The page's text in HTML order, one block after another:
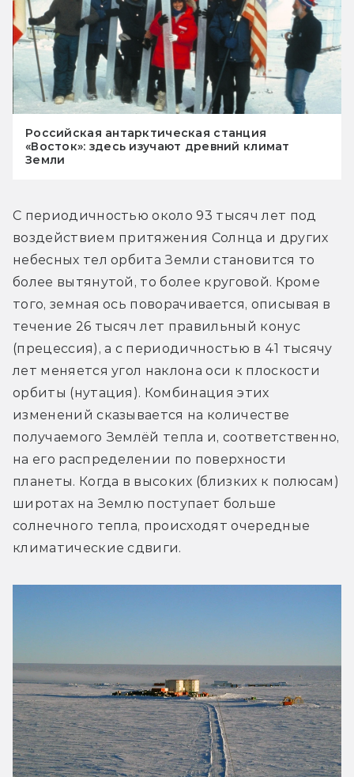
Российская антарктическая станция
«Восток»: здесь изучают древний климат
Земли
С периодичностью около 93 тысяч лет под
воздействием притяжения Солнца и других
небесных тел орбита Земли становится то
более вытянутой, то более круговой. Кроме
того, земная ось поворачивается, описывая в
течение 26 тысяч лет правильный конус
(прецессия), а с периодичностью в 41 тысячу
лет меняется угол наклона оси к плоскости
орбиты (нутация). Комбинация этих
изменений сказывается на количестве
получаемого Землёй тепла и, соответственно,
на его распределении по поверхности
планеты. Когда в высоких (близких к полюсам)
широтах на Землю поступает больше
солнечного тепла, происходят очередные
климатические сдвиги.